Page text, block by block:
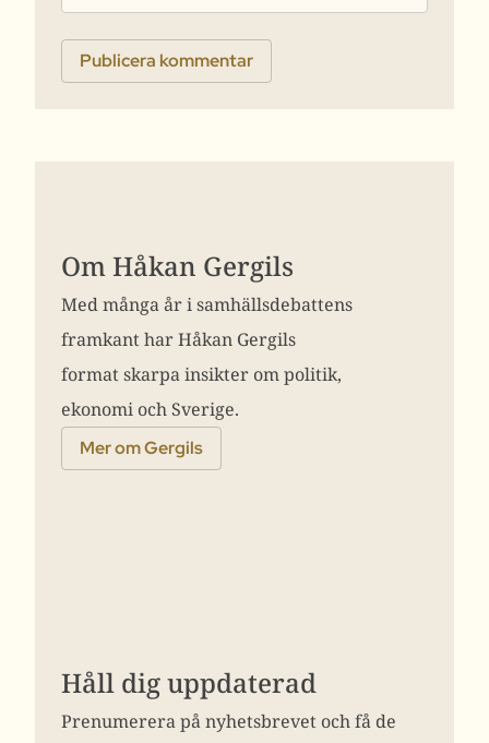
Om Håkan Gergils
Med många år i samhällsdebattens
framkant har Håkan Gergils
format skarpa insikter om politik,
ekonomi och Sverige.
Mer om Gergils
Håll dig uppdaterad
Prenumerera på nyhetsbrevet och få de